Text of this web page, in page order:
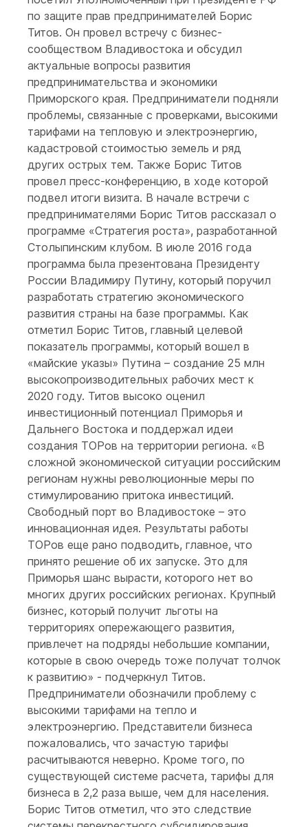
по защите прав предпринимателей Борис
Титов. Он провел встречу с бизнес-
сообществом Владивостока и обсудил
актуальные вопросы развития
предпринимательства и экономики
Приморского края. Предприниматели подняли
проблемы, связанные с проверками, высокими
тарифами на тепловую и электроэнергию,
кадастровой стоимостью земель и ряд
других острых тем. Также Борис Титов
провел пресс-конференцию, в ходе которой
подвел итоги визита. В начале встречи с
предпринимателями Борис Титов рассказал о
программе «Стратегия роста», разработанной
Столыпинским клубом. В июле 2016 года
программа была презентована Президенту
России Владимиру Путину, который поручил
разработать стратегию экономического
развития страны на базе программы. Как
отметил Борис Титов, главный целевой
показатель программы, который вошел в
«майские указы» Путина – создание 25 млн
высокопроизводительных рабочих мест к
2020 году. Титов высоко оценил
инвестиционный потенциал Приморья и
Дальнего Востока и поддержал идеи
создания ТОРов на территории региона. «В
сложной экономической ситуации российским
регионам нужны революционные меры по
стимулированию притока инвестиций.
Свободный порт во Владивостоке – это
инновационная идея. Результаты работы
ТОРов еще рано подводить, главное, что
принято решение об их запуске. Это для
Приморья шанс вырасти, которого нет во
многих других российских регионах. Крупный
бизнес, который получит льготы на
территориях опережающего развития,
привлечет на подряды небольшие компании,
которые в свою очередь тоже получат толчок
к развитию» - подчеркнул Титов.
Предприниматели обозначили проблему с
высокими тарифами на тепло и
электроэнергию. Представители бизнеса
пожаловались, что зачастую тарифы
расчитываются неверно. Кроме того, по
существующей системе расчета, тарифы для
бизнеса в 2,2 раза выше, чем для населения.
Борис Титов отметил, что это следствие